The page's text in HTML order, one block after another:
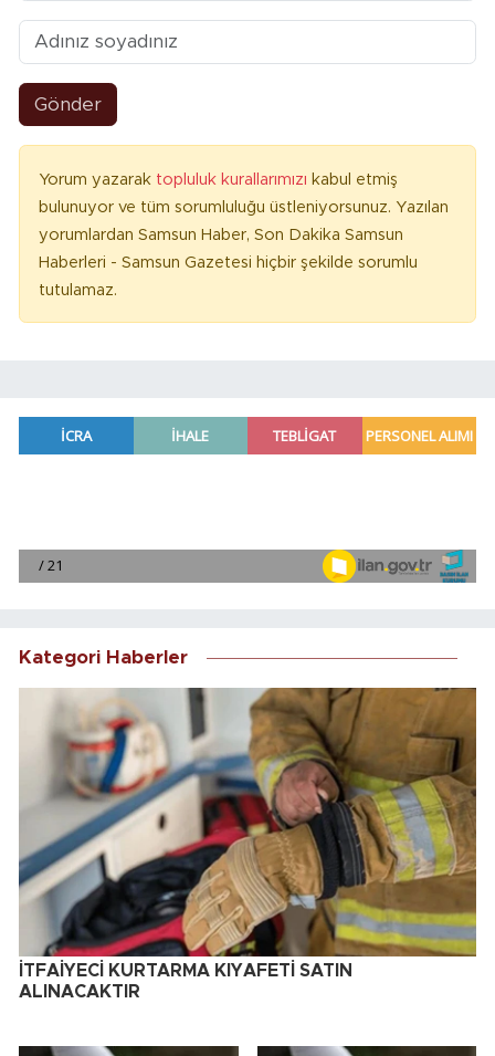
Gönder
Yorum yazarak topluluk kurallarımızı kabul etmiş
bulunuyor ve tüm sorumluluğu üstleniyorsunuz. Yazılan
yorumlardan Samsun Haber, Son Dakika Samsun
Haberleri - Samsun Gazetesi hiçbir şekilde sorumlu
tutulamaz.
Kategori Haberler
İTFAİYECİ KURTARMA KIYAFETİ SATIN
ALINACAKTIR